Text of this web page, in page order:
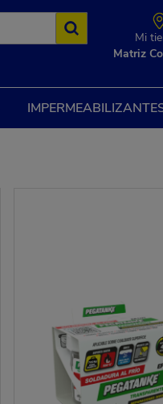
Mi
Matriz